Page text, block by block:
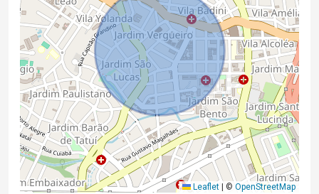
Leaflet | © OpenStreetMap